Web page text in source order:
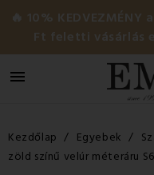
🔥 10%
Ft feletti vásárlás

Kezdőlap Egyebek
zöld színű velúr méteráru S6